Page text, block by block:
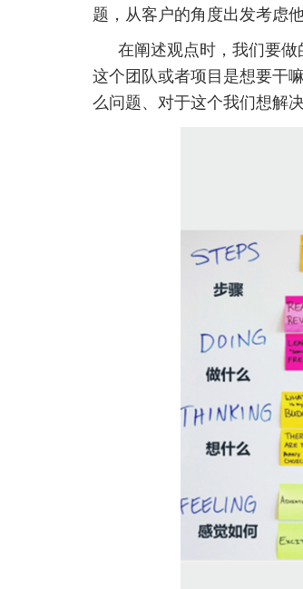
题，从客户的角度出发考虑
在阐述观点时，我们要
这个团队或者项目是想要干
么问题、对于这个我们想解